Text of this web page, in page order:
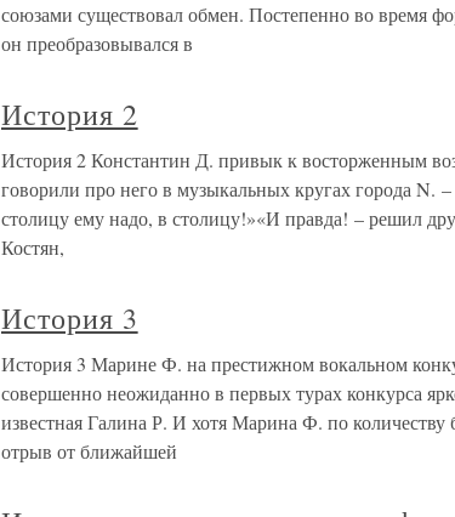
союзами существовал обмен. Постепенно во время
он преобразовывался в
История 2
История 2 Константин Д. привык к восторженным
говорили про него в музыкальных кругах города N.
столицу ему надо, в столицу!»«И правда! – решил
Костян,
История 3
История 3 Марине Ф. на престижном вокальном
совершенно неожиданно в первых турах конкурса
известная Галина Р. И хотя Марина Ф. по количеству
отрыв от ближайшей